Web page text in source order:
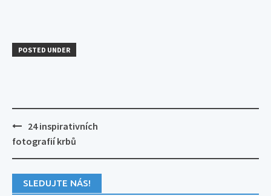
POSTED UNDER
Post
navigation
24 inspirativních
fotografií krbů
SLEDUJTE NÁS!